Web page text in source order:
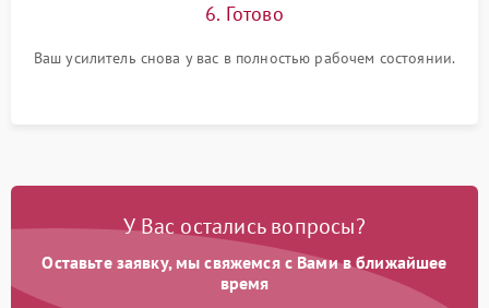
6. Готово
Ваш усилитель снова у вас в полностью рабочем состоянии.
У Вас остались вопросы?
Оставьте заявку, мы свяжемся с Вами в ближайшее
время